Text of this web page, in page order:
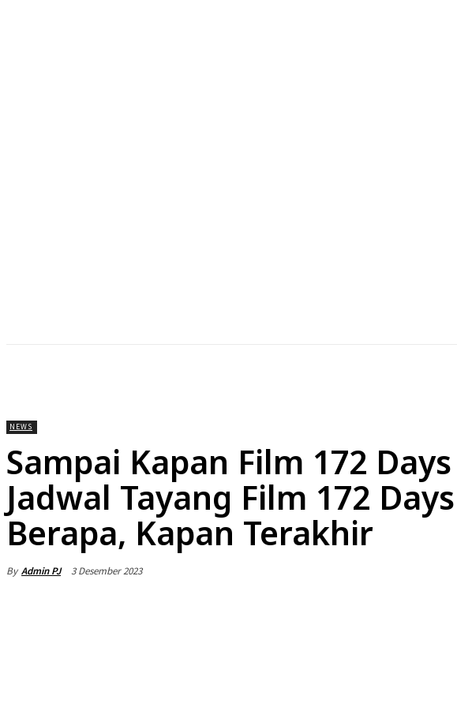
NEWS
Sampai Kapan Film 172
Jadwal Tayang Film 172
Berapa, Kapan Terakhir
By Admin PJ 3 Desember 2023